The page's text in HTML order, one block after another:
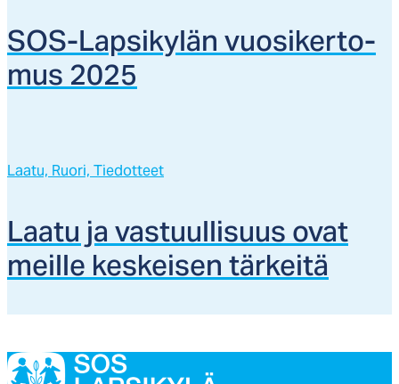
SOS-Lap­si­ky­län vuo­si­ker­to­
mus 2025
Laatu, Ruori, Tiedotteet
Laa­tu ja vas­tuul­li­suus ovat
meil­le kes­kei­sen tär­kei­tä